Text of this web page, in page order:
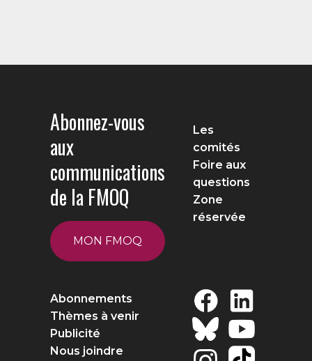
Abonnez-vous
aux
communications
de la FMOQ
MON FMOQ
Les
comités
Foire aux
questions
Zone
réservée
Abonnements
Thèmes à venir
Publicité
Nous joindre